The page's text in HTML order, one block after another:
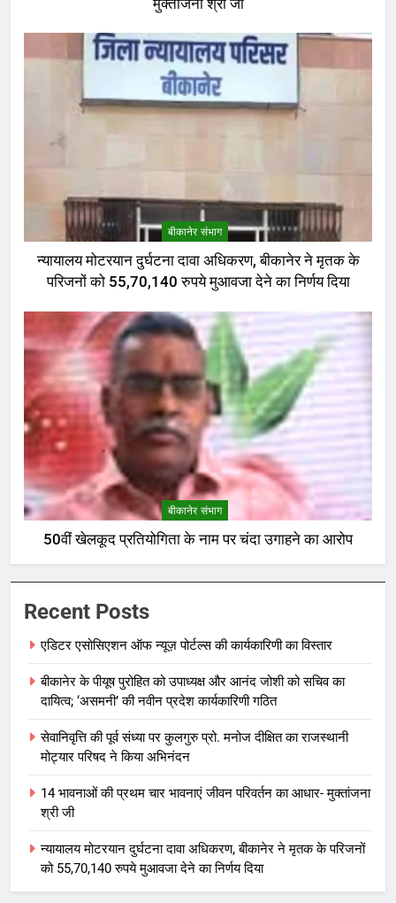
मुक्तांजना श्री जी
बीकानेर संभाग
न्यायालय मोटरयान दुर्घटना दावा अधिकरण, बीकानेर ने मृतक के
परिजनों को 55,70,140 रुपये मुआवजा देने का निर्णय दिया
बीकानेर संभाग
50वीं खेलकूद प्रतियोगिता के नाम पर चंदा उगाहने का आरोप
Recent Posts
एडिटर एसोसिएशन ऑफ न्यूज़ पोर्टल्स की कार्यकारिणी का विस्तार
बीकानेर के पीयूष पुरोहित को उपाध्यक्ष और आनंद जोशी को सचिव का
दायित्व; ‘असमनी’ की नवीन प्रदेश कार्यकारिणी गठित
सेवानिवृत्ति की पूर्व संध्या पर कुलगुरु प्रो. मनोज दीक्षित का राजस्थानी
मोट्यार परिषद ने किया अभिनंदन
14 भावनाओं की प्रथम चार भावनाएं जीवन परिवर्तन का आधार- मुक्तांजना
श्री जी
न्यायालय मोटरयान दुर्घटना दावा अधिकरण, बीकानेर ने मृतक के परिजनों
को 55,70,140 रुपये मुआवजा देने का निर्णय दिया